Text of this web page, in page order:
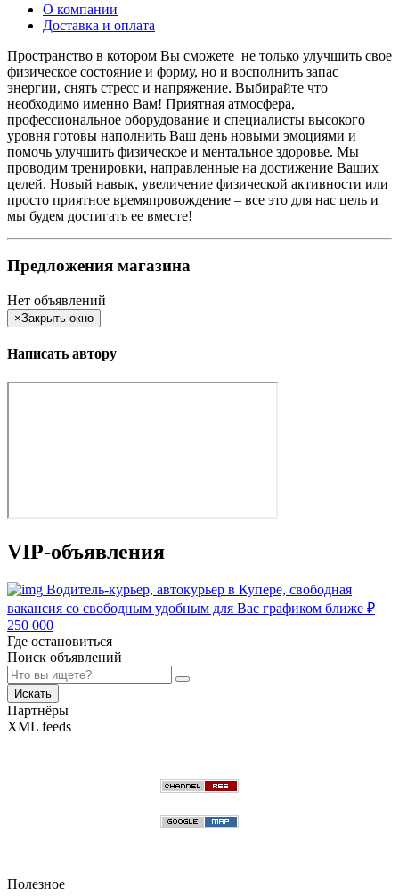
О компании
Доставка и оплата
Пространство в котором Вы сможете не только улучшить свое
физическое состояние и форму, но и восполнить запас
энергии, снять стресс и напряжение. Выбирайте что
необходимо именно Вам! Приятная атмосфера,
профессиональное оборудование и специалисты высокого
уровня готовы наполнить Ваш день новыми эмоциями и
помочь улучшить физическое и ментальное здоровье. Мы
проводим тренировки, направленные на достижение Ваших
целей. Новый навык, увеличение физической активности или
просто приятное времяпровождение – все это для нас цель и
мы будем достигать ее вместе!
Предложения магазина
Нет объявлений
×Закрыть окно
Написать автору
VIP-объявления
Водитель-курьер, автокурьер в Купере, свободная
вакансия со свободным удобным для Вас графиком ближе ₽
250 000
Где остановиться
Поиск объявлений
Искать
Партнёры
XML feeds
Полезное